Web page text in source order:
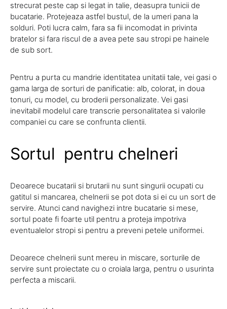
strecurat peste cap si legat in talie, deasupra tunicii de
bucatarie. Protejeaza astfel bustul, de la umeri pana la
solduri. Poti lucra calm, fara sa fii incomodat in privinta
bratelor si fara riscul de a avea pete sau stropi pe hainele
de sub sort.
Pentru a purta cu mandrie identitatea unitatii tale, vei gasi o
gama larga de sorturi de panificatie: alb, colorat, in doua
tonuri, cu model, cu broderii personalizate. Vei gasi
inevitabil modelul care transcrie personalitatea si valorile
companiei cu care se confrunta clientii.
Sortul pentru chelneri
Deoarece bucatarii si brutarii nu sunt singurii ocupati cu
gatitul si mancarea, chelnerii se pot dota si ei cu un sort de
servire. Atunci cand navighezi intre bucatarie si mese,
sortul poate fi foarte util pentru a proteja impotriva
eventualelor stropi si pentru a preveni petele uniformei.
Deoarece chelnerii sunt mereu in miscare, sorturile de
servire sunt proiectate cu o croiala larga, pentru o usurinta
perfecta a miscarii.